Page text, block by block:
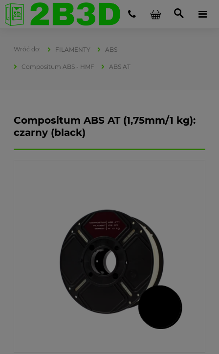
FILAMENTY ABS
Compositum ABS - HMF ABS AT
Compositum ABS AT (1,75mm/1 kg):
czarny (black)